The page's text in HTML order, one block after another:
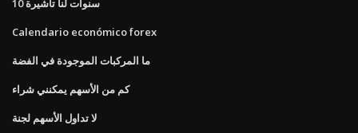
10 سنوات لنا تأشيرة
Calendario económico forex
ما المركبات الموجودة في الفضة
كم من الأسهم يمكنني شراء
لا تداول الأسهم لجنة